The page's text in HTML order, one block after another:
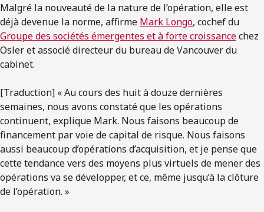
Malgré la nouveauté de la nature de l’opération, elle est
déjà devenue la norme, affirme Mark Longo, cochef du
Groupe des sociétés émergentes et à forte croissancechez
Osler et associé directeur du bureau de Vancouver du
cabinet.
[Traduction] « Au cours des huit à douze dernières
semaines, nous avons constaté que les opérations
continuent, explique Mark. Nous faisons beaucoup de
financement par voie de capital de risque. Nous faisons
aussi beaucoup d’opérations d’acquisition, et je pense que
cette tendance vers des moyens plus virtuels de mener des
opérations va se développer, et ce, même jusqu’à la clôture
de l’opération. »